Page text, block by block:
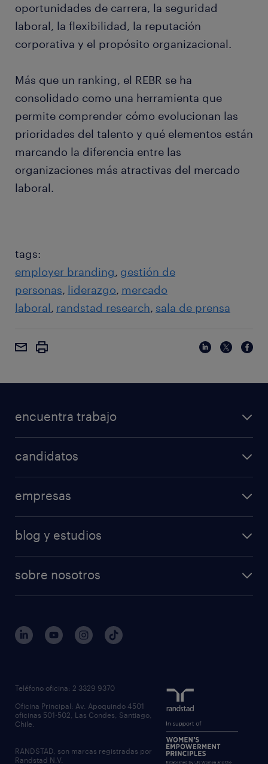
oportunidades de carrera, la seguridad
laboral, la flexibilidad, la reputación
corporativa y el propósito organizacional.
Más que un ranking, el REBR se ha
consolidado como una herramienta que
permite comprender cómo evolucionan las
prioridades del talento y qué elementos están
marcando la diferencia entre las
organizaciones más atractivas del mercado
laboral.
tags:
employer branding gestión de
personas liderazgo mercado
laboral randstad research sala de prensa
encuentra trabajo
candidatos
empresas
blog y estudios
sobre nosotros
Teléfono oficina: 2 3329 9370
Oficina Principal: Av. Apoquindo 4501
oficinas 501-502, Las Condes, Santiago,
Chile.
RANDSTAD, son marcas registradas por
Randstad N.V.